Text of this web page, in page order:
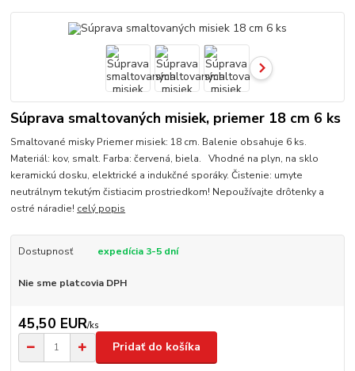
Súprava smaltovaných misiek, priemer 18 cm 6 ks
Smaltované misky Priemer misiek: 18 cm. Balenie obsahuje 6 ks.
Materiál: kov, smalt. Farba: červená, biela. Vhodné na plyn, na sklo
keramickú dosku, elektrické a indukčné sporáky. Čistenie: umyte
neutrálnym tekutým čistiacim prostriedkom! Nepoužívajte drôtenky a
ostré náradie! celý popis
Dostupnosť expedícia 3-5 dní
Nie sme platcovia DPH
45,50 EUR/ks
Pridať do košíka